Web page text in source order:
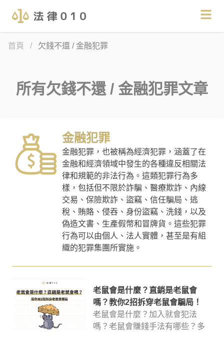
首頁 / 欠錢不還 / 金融犯罪
所有欠錢不還 / 金融犯罪文章
金融犯罪
金融犯罪，也被稱為經濟犯罪，涵蓋了在
金融和經濟領域中發生的各種違反相關法
律和規範的非法行為。這類犯罪行為多
樣，包括但不限於詐騙、醫療欺詐、內線
交易、保險欺詐、盜竊、信任騙局、逃
稅、賄賂、侵吞、身份盜竊、洗錢，以及
偽造文書、生產假幣和冒牌貨。這些犯罪
行為可以由個人、法人實體，甚至是有組
織的犯罪集團所實施。
老鼠會是什麼？直銷是老鼠會
嗎？教你2招拆穿老鼠會騙局！
老鼠會是什麼？加入就會犯法
嗎？老鼠會賺錢手法有哪些？多